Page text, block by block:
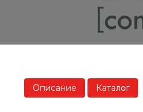
Описание Каталог